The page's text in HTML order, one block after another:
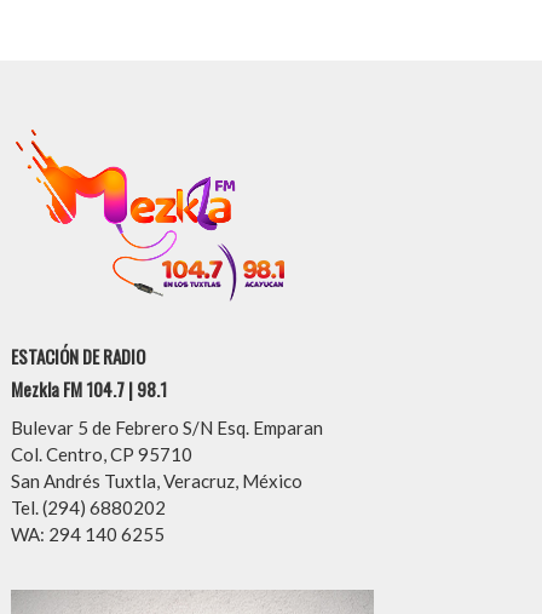
ESTACIÓN DE RADIO
Mezkla FM 104.7 | 98.1
Bulevar 5 de Febrero S/N Esq. Emparan
Col. Centro, CP 95710
San Andrés Tuxtla, Veracruz, México
Tel. (294) 6880202
WA: 294 140 6255